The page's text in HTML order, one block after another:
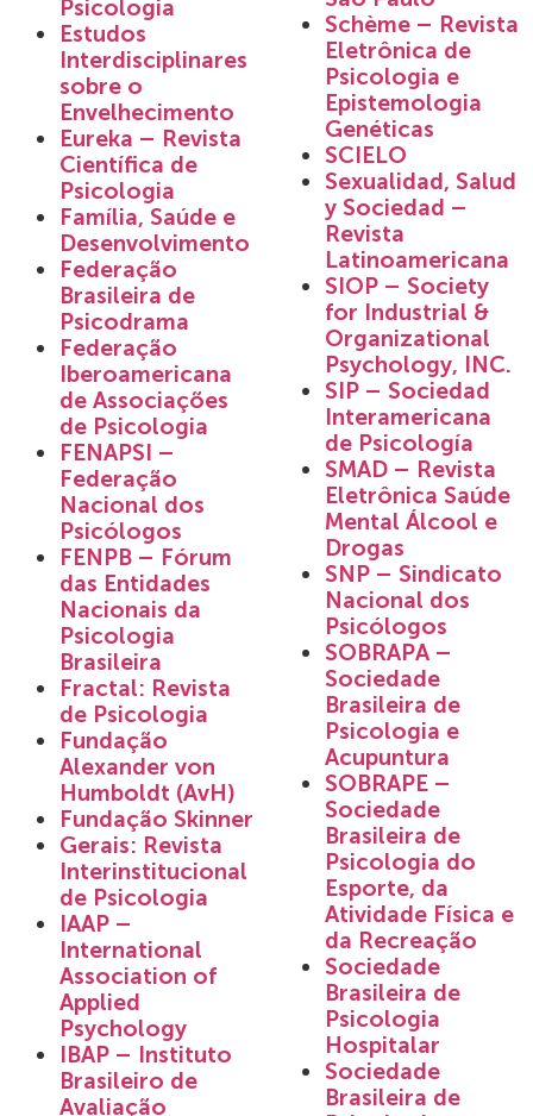
Psicologia
Estudos
Interdisciplinares
sobre o
Envelhecimento
Eureka – Revista
Científica de
Psicologia
Família, Saúde e
Desenvolvimento
Federação
Brasileira de
Psicodrama
Federação
Iberoamericana
de Associações
de Psicologia
FENAPSI –
Federação
Nacional dos
Psicólogos
FENPB – Fórum
das Entidades
Nacionais da
Psicologia
Brasileira
Fractal: Revista
de Psicologia
Fundação
Alexander von
Humboldt (AvH)
Fundação Skinner
Gerais: Revista
Interinstitucional
de Psicologia
IAAP –
International
Association of
Applied
Psychology
IBAP – Instituto
Brasileiro de
Avaliação
Schème – Revista
Eletrônica de
Psicologia e
Epistemologia
Genéticas
SCIELO
Sexualidad, Salud
y Sociedad –
Revista
Latinoamericana
SIOP – Society
for Industrial &
Organizational
Psychology, INC.
SIP – Sociedad
Interamericana
de Psicología
SMAD – Revista
Eletrônica Saúde
Mental Álcool e
Drogas
SNP – Sindicato
Nacional dos
Psicólogos
SOBRAPA –
Sociedade
Brasileira de
Psicologia e
Acupuntura
SOBRAPE –
Sociedade
Brasileira de
Psicologia do
Esporte, da
Atividade Física e
da Recreação
Sociedade
Brasileira de
Psicologia
Hospitalar
Sociedade
Brasileira de